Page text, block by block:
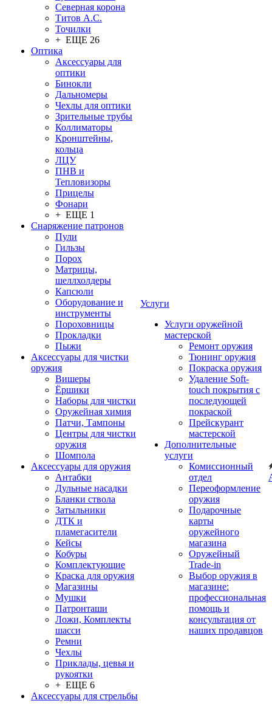
Северная корона
Титов А.С.
Точилки
+ ЕЩЕ 26
Оптика
Аксессуары для
оптики
Бинокли
Дальномеры
Чехлы для оптики
Зрительные трубы
Коллиматоры
Кронштейны,
кольца
ЛЦУ
ПНВ и
Тепловизоры
Прицелы
Фонари
+ ЕЩЕ 1
Снаряжение патронов
Пули
Гильзы
Порох
Матрицы,
шеллхолдеры
Капсюли
Оборудование и
инструменты
Пороховницы
Прокладки
Пыжи
Аксессуары для чистки
оружия
Вишеры
Ёршики
Наборы для чистки
Оружейная химия
Патчи, Тампоны
Центры для чистки
оружия
Шомпола
Аксессуары для оружия
Антабки
Дульные насадки
Бланки ствола
Затыльники
ДТК и
пламегасители
Кейсы
Кобуры
Комплектующие
Краска для оружия
Магазины
Мушки
Патронташи
Ложи, Комплекты
шасси
Ремни
Чехлы
Приклады, цевья и
рукоятки
+ ЕЩЕ 6
Аксессуары для стрельбы
Услуги
Услуги оружейной
мастерской
Ремонт оружия
Тюнинг оружия
Покраска оружия
Удаление Soft-
touch покрытия с
последующей
покраской
Прейскурант
мастерской
Дополнительные
услуги
Комиссионный
отдел
Переоформление
оружия
Подарочные
карты
оружейного
магазина
Оружейный
Trade-in
Выбор оружия в
магазине:
профессиональная
помощь и
консультация от
наших продавцов